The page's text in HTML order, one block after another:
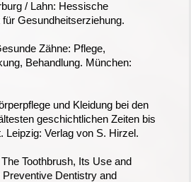
/ Lahn: Hessische
Gesundheitserziehung.
Zähne: Pflege,
Behandlung. München:
und Kleidung bei den
geschichtlichen Zeiten bis
Leipzig: Verlag von S. Hirzel.
Toothbrush, Its Use and
Dentistry and